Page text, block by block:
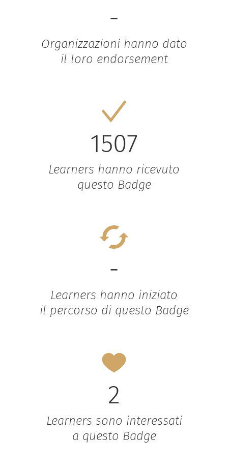
-
Organizzazioni hanno dato
il loro endorsement
1507
Learners hanno ricevuto
questo Badge
-
Learners hanno iniziato
il percorso di questo Badge
2
Learners sono interessati
a questo Badge